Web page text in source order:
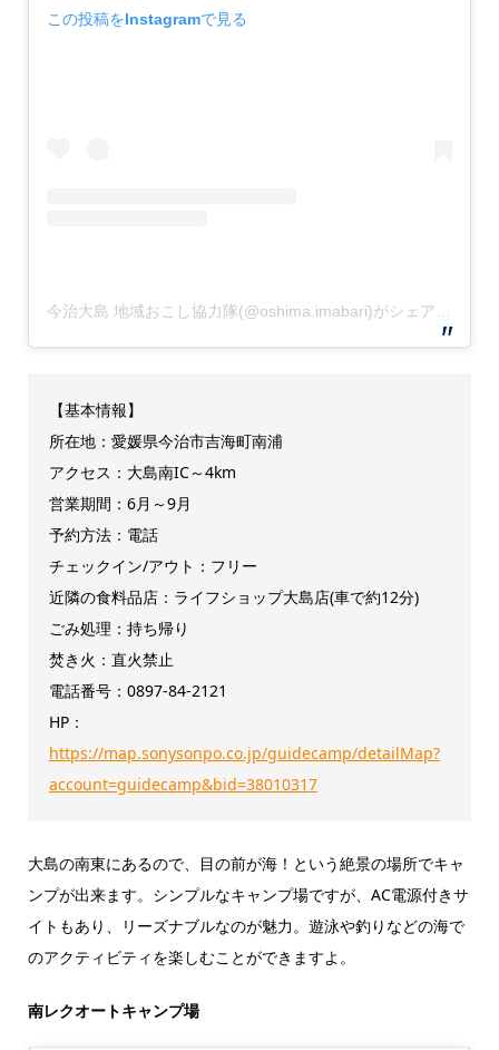
この投稿をInstagramで見る
【基本情報】
所在地：愛媛県今治市吉海町南浦
アクセス：大島南IC～4km
営業期間：6月～9月
予約方法：電話
チェックイン/アウト：フリー
近隣の食料品店：ライフショップ大島店(車で約12分)
ごみ処理：持ち帰り
焚き火：直火禁止
電話番号：0897-84-2121
HP：
https://map.sonysonpo.co.jp/guidecamp/detailMap?
account=guidecamp&bid=38010317
大島の南東にあるので、目の前が海！という絶景の場所でキャ
ンプが出来ます。シンプルなキャンプ場ですが、AC電源付きサ
イトもあり、リーズナブルなのが魅力。遊泳や釣りなどの海で
のアクティビティを楽しむことができますよ。
南レクオートキャンプ場